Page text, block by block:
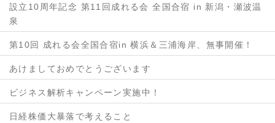
設立10周年記念 第11回成れる会 全国合宿 in 新潟・瀬波温
泉
第10回 成れる会全国合宿in 横浜＆三浦海岸、無事開催！
あけましておめでとうございます
ビジネス解析キャンペーン実施中！
日経株価大暴落で考えること